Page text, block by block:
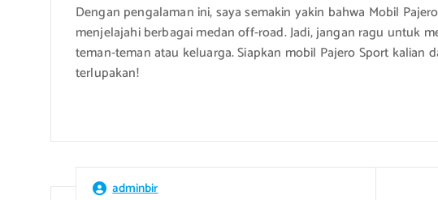
Dengan pengalaman ini, saya semakin yakin bahwa Mobil
menjelajahi berbagai medan off-road. Jadi, jangan ragu untuk
teman-teman atau keluarga. Siapkan mobil Pajero Sport kalian
terlupakan!
adminbir